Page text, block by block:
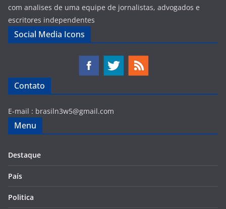
com analises de uma equipe de jornalistas, advogados e
escritores independentes
Social Media Icons
Contato
E-mail : brasiln3w5@gmail.com
Menu
Destaque
País
Politica